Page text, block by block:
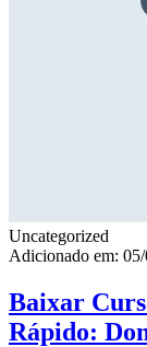
Uncategorized
Adicionado em:
Baixar
Rápido: